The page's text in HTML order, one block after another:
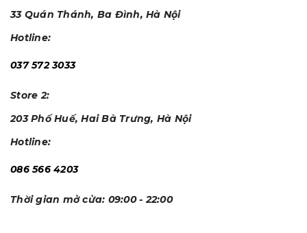
33 Quán Thánh, Ba Đình, Hà Nội
Hotline:
037 572 3033
Store 2:
203 Phố Huế, Hai Bà Trưng, Hà Nội
Hotline:
086 566 4203
Thời gian mở cửa: 09:00 - 22:00